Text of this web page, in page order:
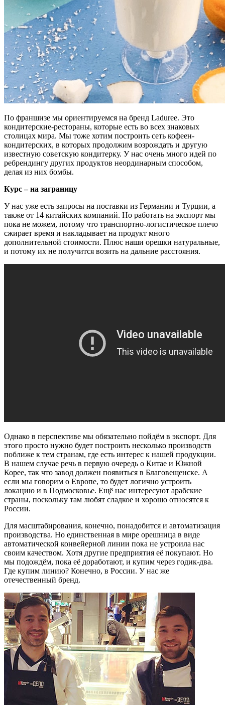
По франшизе мы ориентируемся на бренд Laduree. Это
кондитерские-рестораны, которые есть во всех знаковых
столицах мира. Мы тоже хотим построить сеть кофеен-
кондитерских, в которых продолжим возрождать и другую
известную советскую кондитерку. У нас очень много идей по
ребрендингу других продуктов неординарным способом,
делая из них бомбы.
Курс – на заграницу
У нас уже есть запросы на поставки из Германии и Турции, а
также от 14 китайских компаний. Но работать на экспорт мы
пока не можем, потому что транспортно-логистическое плечо
сжирает время и накладывает на продукт много
дополнительной стоимости. Плюс наши орешки натуральные,
и потому их не получится возить на дальние расстояния.
Однако в перспективе мы обязательно пойдём в экспорт. Для
этого просто нужно будет построить несколько производств
поближе к тем странам, где есть интерес к нашей продукции.
В нашем случае речь в первую очередь о Китае и Южной
Корее, так что завод должен появиться в Благовещенске. А
если мы говорим о Европе, то будет логично устроить
локацию и в Подмосковье. Ещё нас интересуют арабские
страны, поскольку там любят сладкое и хорошо относятся к
России.
Для масштабирования, конечно, понадобится и автоматизация
производства. Но единственная в мире орешница в виде
автоматической конвейерной линии пока не устроила нас
своим качеством. Хотя другие предприятия её покупают. Но
мы подождём, пока её доработают, и купим через годик-два.
Где купим линию? Конечно, в России. У нас же
отечественный бренд.